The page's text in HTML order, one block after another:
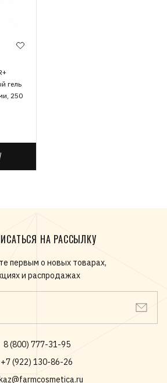
гель
250
НА РАССЫЛКУ
первым о новых товарах,
и распродажах
8 (800) 777-31-95
+7 (922) 130-86-26